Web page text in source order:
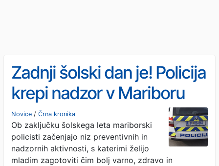
Zadnji šolski dan je! Policija
krepi nadzor v Mariboru
Novice / Črna kronika
Ob zaključku šolskega leta mariborski
policisti začenjajo niz preventivnih in
nadzornih aktivnosti, s katerimi želijo
mladim zagotoviti čim bolj varno, zdravo in